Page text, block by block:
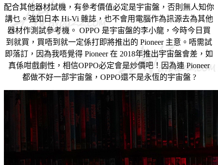
配合其他器材試機，有參考價值必定是宇宙盤，否則無人知你
講乜。強如日本 Hi-Vi 雜誌，也不會用電腦作為訊源去為其他
器材作測試參考機。 OPPO 是宇宙盤的李小龍，今時今日買
到就買，買唔到就一定係打即將推出的 Pioneer 主意。唔需試
即落訂，因為我唔覺得 Pioneer 在 2018年推出宇宙盤會差，如
真係咁戲劇性，相信OPPO必定會是炒價吧！因為連 Pioneer
都做不好一部宇宙盤，OPPO還不是永恆的宇宙盤 ?